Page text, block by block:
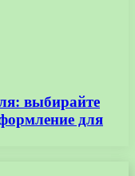
выбирайте
для